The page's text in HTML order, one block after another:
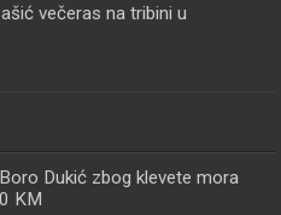
večeras na tribini u
Dukić zbog klevete mora
KM